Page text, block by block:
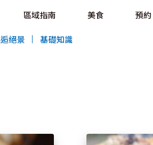
區域指南 美食 預約
絕景 基礎知識